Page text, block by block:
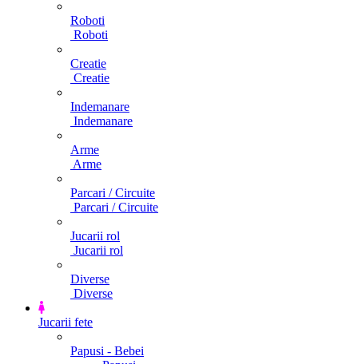
Roboti
Roboti
Creatie
Creatie
Indemanare
Indemanare
Arme
Arme
Parcari / Circuite
Parcari / Circuite
Jucarii rol
Jucarii rol
Diverse
Diverse
Jucarii fete
Papusi - Bebei